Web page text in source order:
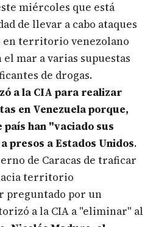
miércoles que está
de llevar a cabo ataques
territorio venezolano
mar a varias supuestas
de drogas.
a la CIA para realizar
en Venezuela porque,
han "vaciado sus
presos a Estados Unidos.
de Caracas de traficar
territorio
preguntado por un
a la CIA a "eliminar" al